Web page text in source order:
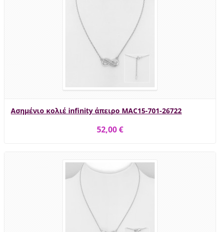
Ασημένιο κολιέ infinity άπειρο MAC15-701-26722
52,00 €